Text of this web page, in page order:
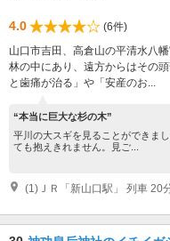
4.0
(6件)
山口市吉田、高倉山の平清水八
林の中にあり、遠方からはその
と歯痛が治る」や「安産のお...
“本当に巨大な杉の木”
平川の大スギを見ることができま
ても抱えきれません。見ご...